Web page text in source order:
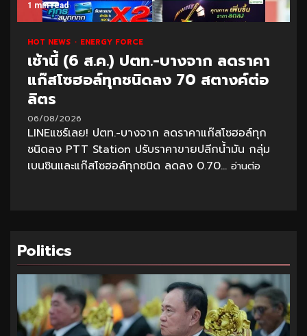
1 min read
HOT NEWS ENERGY FORCE
เช้านี้ (6 ส.ค.) ปตท.-บางจาก ลดราคา
แก๊สโซฮอล์ทุกชนิดลง 70 สตางค์ต่อ
ลิตร
06/08/2026
LINEแชร์เลย! ปตท.-บางจาก ลดราคาแก๊สโซฮอล์ทุก
ชนิดลง PTT Station ปรับราคาขายปลีกน้ำมัน กลุ่ม
เบนซินและแก๊สโซฮอล์ทุกชนิด ลดลง 0.70... อ่านต่อ
Politics